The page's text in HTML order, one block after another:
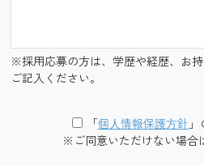
※採用応募の方は、学歴や経歴、お
ご記入ください。
「個⼈情報保護⽅針
※ご同意いただけない場合